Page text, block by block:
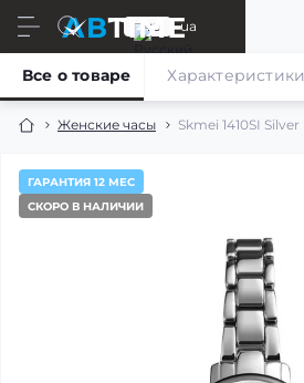
ru ua
Женские часы Skmei 1410SI Silver
Все о товаре Характеристики
ГАРАНТИЯ 12 МЕС
СКОРО В НАЛИЧИИ